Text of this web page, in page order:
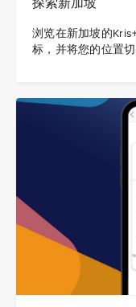
探索新加坡
浏览在新加坡的
标，并将您的位置切